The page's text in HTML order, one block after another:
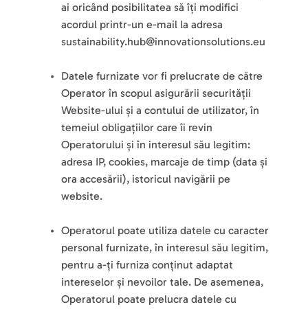
ai oricând posibilitatea să îți modifici
acordul printr-un e-mail la adresa
sustainability.hub@innovationsolutions.eu
Datele furnizate vor fi prelucrate de către
Operator în scopul asigurării securității
Website-ului și a contului de utilizator, în
temeiul obligațiilor care îi revin
Operatorului și în interesul său legitim:
adresa IP, cookies, marcaje de timp (data și
ora accesării), istoricul navigării pe
website.
Operatorul poate utiliza datele cu caracter
personal furnizate, în interesul său legitim,
pentru a-ți furniza conținut adaptat
intereselor și nevoilor tale. De asemenea,
Operatorul poate prelucra datele cu